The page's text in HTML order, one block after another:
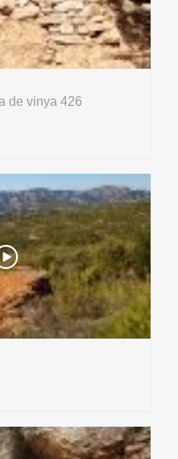
de vinya 426